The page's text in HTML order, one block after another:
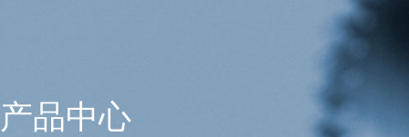
产品中心